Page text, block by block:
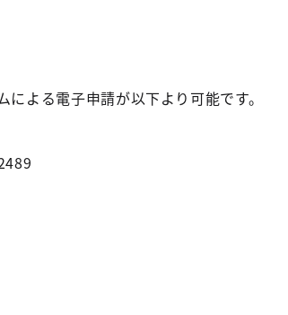
よる電子申請が以下より可能です。